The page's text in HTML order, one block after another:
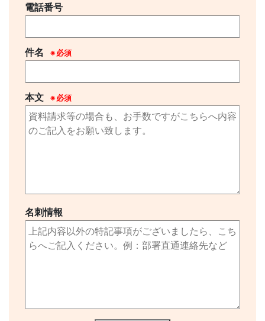
電話番号
件名 ※必須
本文 ※必須
名刺情報